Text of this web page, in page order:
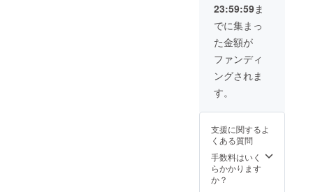
ク
ロム
23:59:59ま
でに集まっ
た金額が
ファンディ
ングされま
す。
支援に関するよ
くある質問
手数料はいく
らかかります
か？